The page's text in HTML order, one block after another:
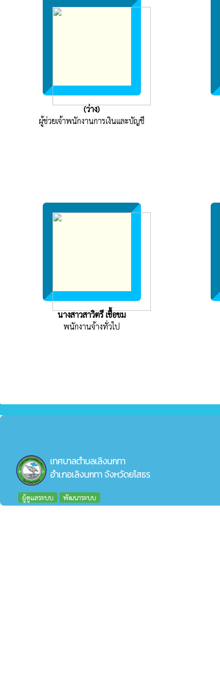
(ว่าง)
ผู้ช่วยเจ้าพนักงานการเงินและบัญชี
นางสาวสาวิตรี เชื้อขม
พนักงานจ้างทั่วไป
เทศบาลตำบลเลิงนกทา
อำเภอเลิงนกทา จังหวัดยโสธร
ผู้ดูแลระบบ พัฒนาระบบ